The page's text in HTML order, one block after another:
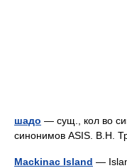
шадо — сущ., кол во
синонимов ASIS. В.Н.
Mackinac Island —